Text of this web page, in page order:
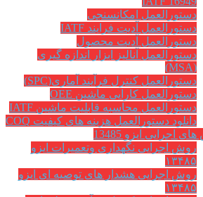
دستورالعمل امکانسنجی
دستورالعمل آدیت فرایند IATF
دستورالعمل آدیت محصول
دستورالعمل آنالیز ابزار اندازه گیری
(MSA)
دستورالعمل کنترل فرآیند آماری(SPC)
دستورالعمل کارایی ماشین OEE
دستورالعمل محاسبه قابلیت ماشین IATF
دانلود دستورالعمل هزینه های کیفیت COQ
اجرایی ایزو 13485
روش اجرایی نگهداری وتعمیرات ایزو
۱۳۴۸۵
روش اجرایی هشدار های توصیه ای ایزو
۱۳۴۸۵